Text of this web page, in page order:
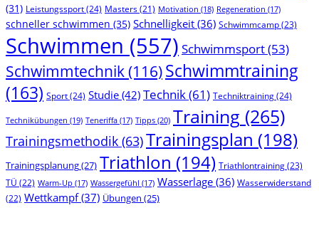
(31) Leistungssport(24) Masters (21) Motivation (18) Regeneration (17)
schneller schwimmen (35) Schnelligkeit (36) Schwimmcamp(23)
Schwimmen (557) Schwimmsport(53)
Schwimmtechnik(116)Schwimmtraining
(163) Sport(24) Studie (42) Technik(61) Techniktraining(24)
Technikübungen (19) Teneriffa (17) Tipps (20) Training (265)
Trainingsmethodik (63)Trainingsplan (198)
Trainingsplanung(27) Triathlon (194) Triathlontraining(23)
TÜ (22) Warm-Up (17) Wassergefühl (17) Wasserlage (36) Wasserwiderstand
(22) Wettkampf(37) Übungen (25)